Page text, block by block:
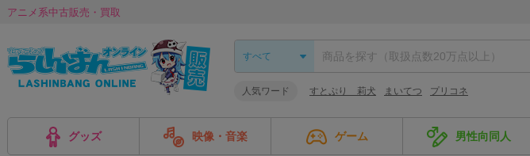
アニメ系中古販売・買取
人気ワード すとぷり 莉犬 まいてつ プリコネ
グッズ 映像・音楽 ゲーム 男性向同人